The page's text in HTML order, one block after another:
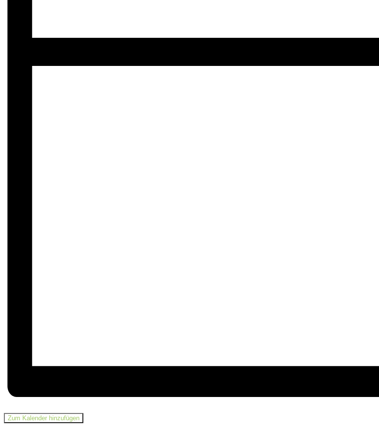
Zum Kalender hinzufügen